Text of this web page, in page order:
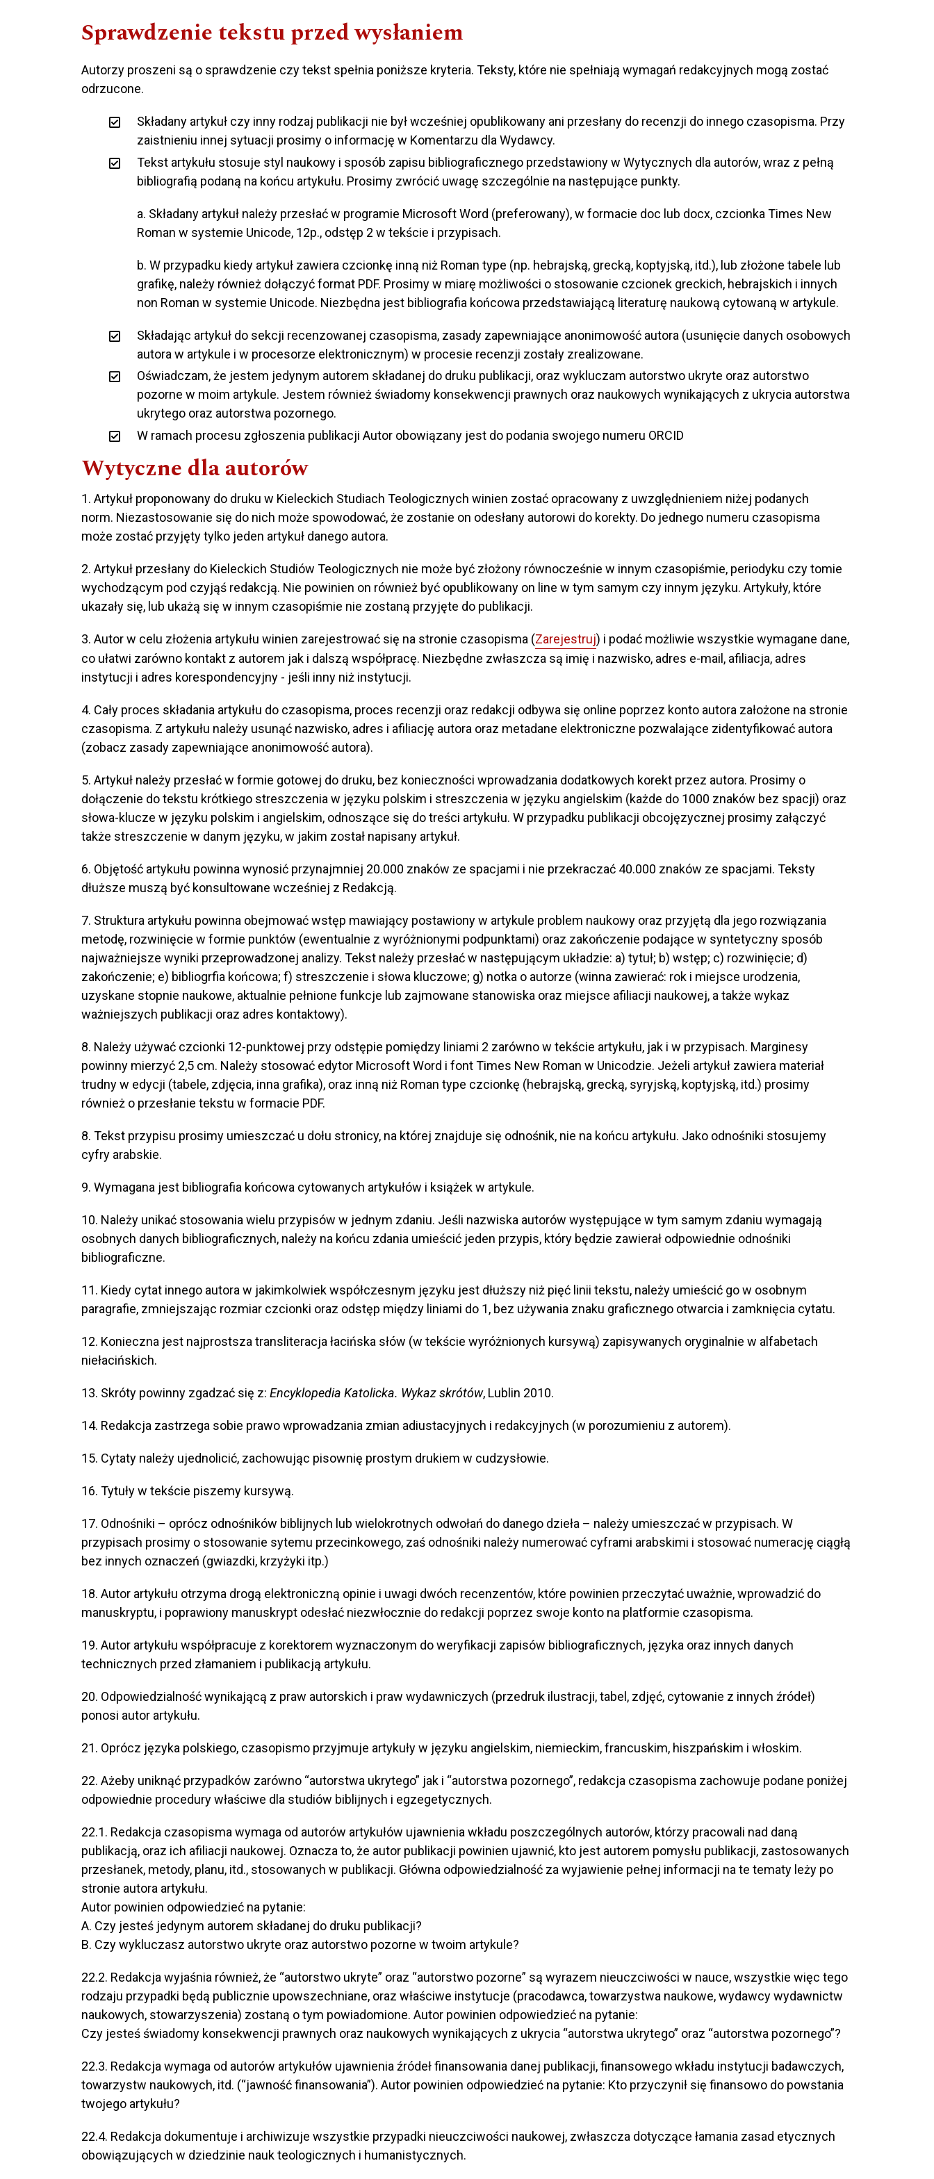
Sprawdzenie tekstu przed wysłaniem
Autorzy proszeni są o sprawdzenie czy tekst spełnia poniższe kryteria. Teksty, które nie spełniają wymagań redakcyjnych mogą zostać
odrzucone.
Składany artykuł czy inny rodzaj publikacji nie był wcześniej opublikowany ani przesłany do recenzji do innego czasopisma. Przy
zaistnieniu innej sytuacji prosimy o informację w Komentarzu dla Wydawcy.
Tekst artykułu stosuje styl naukowy i sposób zapisu bibliograficznego przedstawiony w Wytycznych dla autorów, wraz z pełną
bibliografią podaną na końcu artykułu. Prosimy zwrócić uwagę szczególnie na następujące punkty.
a. Składany artykuł należy przesłać w programie Microsoft Word (preferowany), w formacie doc lub docx, czcionka Times New
Roman w systemie Unicode, 12p., odstęp 2 w tekście i przypisach.
b. W przypadku kiedy artykuł zawiera czcionkę inną niż Roman type (np. hebrajską, grecką, koptyjską, itd.), lub złożone tabele lub
grafikę, należy również dołączyć format PDF. Prosimy w miarę możliwości o stosowanie czcionek greckich, hebrajskich i innych
non Roman w systemie Unicode. Niezbędna jest bibliografia końcowa przedstawiającą literaturę naukową cytowaną w artykule.
Składając artykuł do sekcji recenzowanej czasopisma, zasady zapewniające anonimowość autora (usunięcie danych osobowych
autora w artykule i w procesorze elektronicznym) w procesie recenzji zostały zrealizowane.
Oświadczam, że jestem jedynym autorem składanej do druku publikacji, oraz wykluczam autorstwo ukryte oraz autorstwo
pozorne w moim artykule. Jestem również świadomy konsekwencji prawnych oraz naukowych wynikających z ukrycia autorstwa
ukrytego oraz autorstwa pozornego.
W ramach procesu zgłoszenia publikacji Autor obowiązany jest do podania swojego numeru ORCID
Wytyczne dla autorów
1. Artykuł proponowany do druku w Kieleckich Studiach Teologicznych winien zostać opracowany z uwzględnieniem niżej podanych
norm. Niezastosowanie się do nich może spowodować, że zostanie on odesłany autorowi do korekty. Do jednego numeru czasopisma
może zostać przyjęty tylko jeden artykuł danego autora.
2. Artykuł przesłany do Kieleckich Studiów Teologicznych nie może być złożony równocześnie w innym czasopiśmie, periodyku czy tomie
wychodzącym pod czyjąś redakcją. Nie powinien on również być opublikowany on line w tym samym czy innym języku. Artykuły, które
ukazały się, lub ukażą się w innym czasopiśmie nie zostaną przyjęte do publikacji.
3. Autor w celu złożenia artykułu winien zarejestrować się na stronie czasopisma (Zarejestruj) i podać możliwie wszystkie wymagane dane,
co ułatwi zarówno kontakt z autorem jak i dalszą współpracę. Niezbędne zwłaszcza są imię i nazwisko, adres e-mail, afiliacja, adres
instytucji i adres korespondencyjny - jeśli inny niż instytucji.
4. Cały proces składania artykułu do czasopisma, proces recenzji oraz redakcji odbywa się online poprzez konto autora założone na stronie
czasopisma. Z artykułu należy usunąć nazwisko, adres i afiliację autora oraz metadane elektroniczne pozwalające zidentyfikować autora
(zobacz zasady zapewniające anonimowość autora).
5. Artykuł należy przesłać w formie gotowej do druku, bez konieczności wprowadzania dodatkowych korekt przez autora. Prosimy o
dołączenie do tekstu krótkiego streszczenia w języku polskim i streszczenia w języku angielskim (każde do 1000 znaków bez spacji) oraz
słowa-klucze w języku polskim i angielskim, odnoszące się do treści artykułu. W przypadku publikacji obcojęzycznej prosimy załączyć
także streszczenie w danym języku, w jakim został napisany artykuł.
6. Objętość artykułu powinna wynosić przynajmniej 20.000 znaków ze spacjami i nie przekraczać 40.000 znaków ze spacjami. Teksty
dłuższe muszą być konsultowane wcześniej z Redakcją.
7. Struktura artykułu powinna obejmować wstęp mawiający postawiony w artykule problem naukowy oraz przyjętą dla jego rozwiązania
metodę, rozwinięcie w formie punktów (ewentualnie z wyróżnionymi podpunktami) oraz zakończenie podające w syntetyczny sposób
najważniejsze wyniki przeprowadzonej analizy. Tekst należy przesłać w następującym układzie: a) tytuł; b) wstęp; c) rozwinięcie; d)
zakończenie; e) bibliogrfia końcowa; f) streszczenie i słowa kluczowe; g) notka o autorze (winna zawierać: rok i miejsce urodzenia,
uzyskane stopnie naukowe, aktualnie pełnione funkcje lub zajmowane stanowiska oraz miejsce afiliacji naukowej, a także wykaz
ważniejszych publikacji oraz adres kontaktowy).
8. Należy używać czcionki 12-punktowej przy odstępie pomiędzy liniami 2 zarówno w tekście artykułu, jak i w przypisach. Marginesy
powinny mierzyć 2,5 cm. Należy stosować edytor Microsoft Word i font Times New Roman w Unicodzie. Jeżeli artykuł zawiera materiał
trudny w edycji (tabele, zdjęcia, inna grafika), oraz inną niż Roman type czcionkę (hebrajską, grecką, syryjską, koptyjską, itd.) prosimy
również o przesłanie tekstu w formacie PDF.
8. Tekst przypisu prosimy umieszczać u dołu stronicy, na której znajduje się odnośnik, nie na końcu artykułu. Jako odnośniki stosujemy
cyfry arabskie.
9. Wymagana jest bibliografia końcowa cytowanych artykułów i książek w artykule.
10. Należy unikać stosowania wielu przypisów w jednym zdaniu. Jeśli nazwiska autorów występujące w tym samym zdaniu wymagają
osobnych danych bibliograficznych, należy na końcu zdania umieścić jeden przypis, który będzie zawierał odpowiednie odnośniki
bibliograficzne.
11. Kiedy cytat innego autora w jakimkolwiek współczesnym języku jest dłuższy niż pięć linii tekstu, należy umieścić go w osobnym
paragrafie, zmniejszając rozmiar czcionki oraz odstęp między liniami do 1, bez używania znaku graficznego otwarcia i zamknięcia cytatu.
12. Konieczna jest najprostsza transliteracja łacińska słów (w tekście wyróżnionych kursywą) zapisywanych oryginalnie w alfabetach
niełacińskich.
13. Skróty powinny zgadzać się z: Encyklopedia Katolicka. Wykaz skrótów, Lublin 2010.
14. Redakcja zastrzega sobie prawo wprowadzania zmian adiustacyjnych i redakcyjnych (w porozumieniu z autorem).
15. Cytaty należy ujednolicić, zachowując pisownię prostym drukiem w cudzysłowie.
16. Tytuły w tekście piszemy kursywą.
17. Odnośniki – oprócz odnośników biblijnych lub wielokrotnych odwołań do danego dzieła – należy umieszczać w przypisach. W
przypisach prosimy o stosowanie sytemu przecinkowego, zaś odnośniki należy numerować cyframi arabskimi i stosować numerację ciągłą
bez innych oznaczeń (gwiazdki, krzyżyki itp.)
18. Autor artykułu otrzyma drogą elektroniczną opinie i uwagi dwóch recenzentów, które powinien przeczytać uważnie, wprowadzić do
manuskryptu, i poprawiony manuskrypt odesłać niezwłocznie do redakcji poprzez swoje konto na platformie czasopisma.
19. Autor artykułu współpracuje z korektorem wyznaczonym do weryfikacji zapisów bibliograficznych, języka oraz innych danych
technicznych przed złamaniem i publikacją artykułu.
20. Odpowiedzialność wynikającą z praw autorskich i praw wydawniczych (przedruk ilustracji, tabel, zdjęć, cytowanie z innych źródeł)
ponosi autor artykułu.
21. Oprócz języka polskiego, czasopismo przyjmuje artykuły w języku angielskim, niemieckim, francuskim, hiszpańskim i włoskim.
22. Ażeby uniknąć przypadków zarówno “autorstwa ukrytego” jak i “autorstwa pozornego”, redakcja czasopisma zachowuje podane poniżej
odpowiednie procedury właściwe dla studiów biblijnych i egzegetycznych.
22.1. Redakcja czasopisma wymaga od autorów artykułów ujawnienia wkładu poszczególnych autorów, którzy pracowali nad daną
publikacją, oraz ich afiliacji naukowej. Oznacza to, że autor publikacji powinien ujawnić, kto jest autorem pomysłu publikacji, zastosowanych
przesłanek, metody, planu, itd., stosowanych w publikacji. Główna odpowiedzialność za wyjawienie pełnej informacji na te tematy leży po
stronie autora artykułu.
Autor powinien odpowiedzieć na pytanie:
A. Czy jesteś jedynym autorem składanej do druku publikacji?
B. Czy wykluczasz autorstwo ukryte oraz autorstwo pozorne w twoim artykule?
22.2. Redakcja wyjaśnia również, że “autorstwo ukryte” oraz “autorstwo pozorne” są wyrazem nieuczciwości w nauce, wszystkie więc tego
rodzaju przypadki będą publicznie upowszechniane, oraz właściwe instytucje (pracodawca, towarzystwa naukowe, wydawcy wydawnictw
naukowych, stowarzyszenia) zostaną o tym powiadomione. Autor powinien odpowiedzieć na pytanie:
Czy jesteś świadomy konsekwencji prawnych oraz naukowych wynikających z ukrycia “autorstwa ukrytego” oraz “autorstwa pozornego”?
22.3. Redakcja wymaga od autorów artykułów ujawnienia źródeł finansowania danej publikacji, finansowego wkładu instytucji badawczych,
towarzystw naukowych, itd. (“jawność finansowania”). Autor powinien odpowiedzieć na pytanie: Kto przyczynił się finansowo do powstania
twojego artykułu?
22.4. Redakcja dokumentuje i archiwizuje wszystkie przypadki nieuczciwości naukowej, zwłaszcza dotyczące łamania zasad etycznych
obowiązujących w dziedzinie nauk teologicznych i humanistycznych.